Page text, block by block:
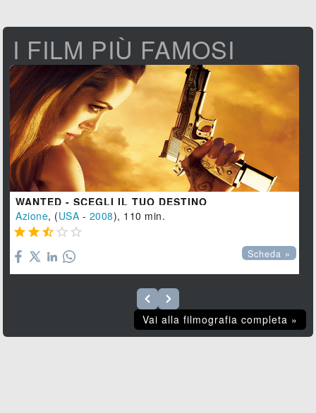
I FILM PIÙ FAMOSI
WANTED - SCEGLI IL TUO DESTINO
Azione, (USA - 2008), 110 min.
    
Scheda »
Vai alla filmografia completa »